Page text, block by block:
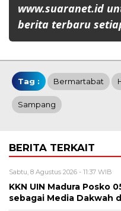
www.suaranet.id
berita terbaru
Tag : Bermartabat
Sampang
BERITA TERKAIT
Sabtu, 8 Agustus 2026 - 11:37 WIB
KKN UIN Madura Posko
sebagai Media Dakwah